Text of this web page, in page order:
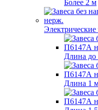
Более 2 м
Длина до
Длина 1